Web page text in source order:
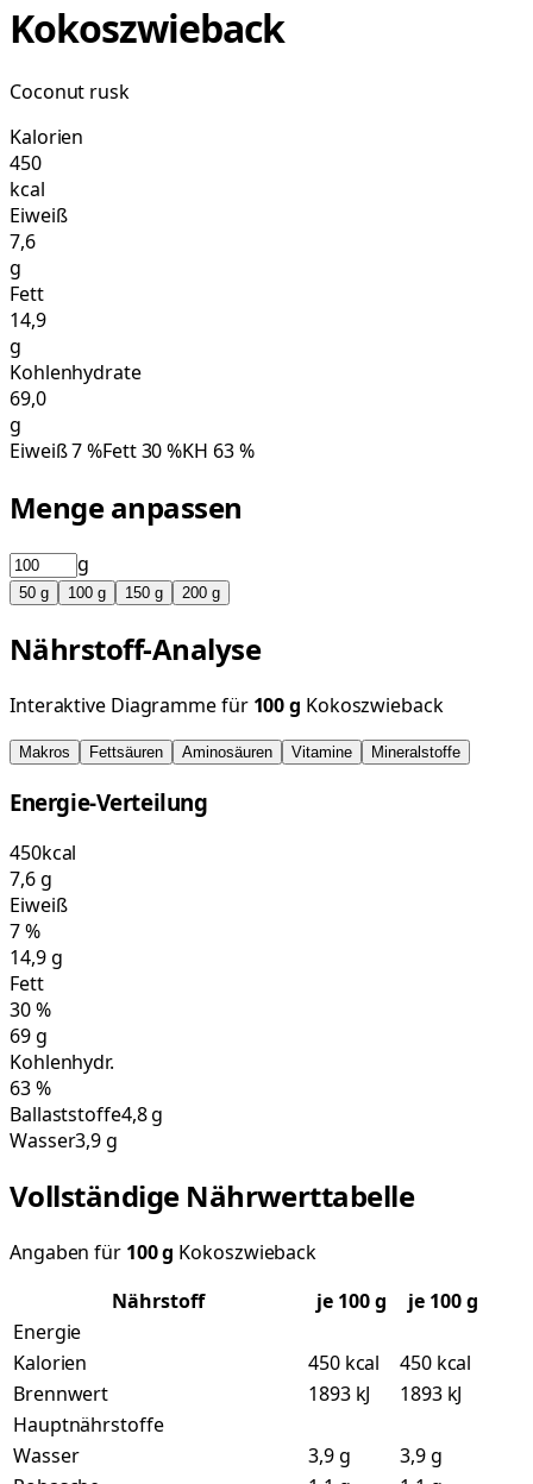
Kokoszwieback
Coconut rusk
Kalorien
450
kcal
Eiweiß
7,6
g
Fett
14,9
g
Kohlenhydrate
69,0
g
Eiweiß7%Fett30%KH 63%
Menge anpassen
g
50 g 100 g 150 g 200 g
Nährstoff-Analyse
Interaktive Diagramme für 100g Kokoszwieback
Makros Fettsäuren Aminosäuren Vitamine Mineralstoffe
Energie-Verteilung
450kcal
7,6g
Eiweiß
7%
14,9g
Fett
30%
69g
Kohlenhydr.
63%
Ballaststoffe4,8 g
Wasser3,9 g
Vollständige Nährwerttabelle
Angaben für 100g Kokoszwieback
Nährstoff
je 100g
je 100 g
Energie
Kalorien
450 kcal
450 kcal
Brennwert
1893 kJ
1893 kJ
Hauptnährstoffe
Wasser
3,9 g
3,9 g